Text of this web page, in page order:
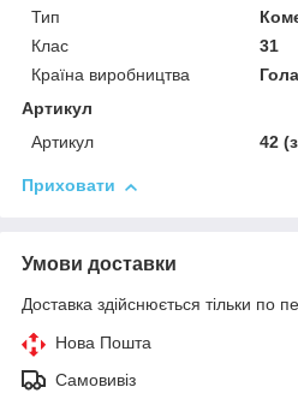
Тип
Клас
31
Країна виробництва
Артикул
Артикул
42
Приховати
Умови доставки
Доставка здійснюється тільки по
Нова Пошта
Самовивіз